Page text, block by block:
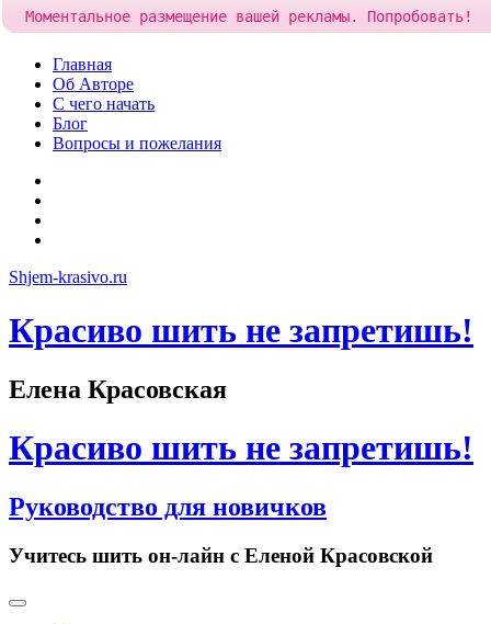
Skip
content
Главная
Об Авторе
С чего начать
Блог
Вопросы и пожелания
Shjem-krasivo.ru
Красиво шить не запретишь!
Елена Красовская
Красиво шить не запретишь!
Руководство для новичков
Учитесь шить он-лайн с Еленой Красовской
Primary
Моментальное размещение вашей рекламы. Попробовать!